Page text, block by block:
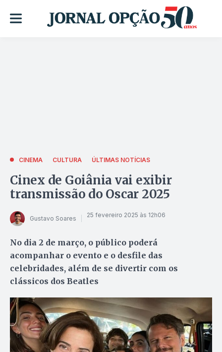
CINEMA CULTURA ÚLTIMAS NOTÍCIAS
Cinex de Goiânia vai exibir
transmissão do Oscar 2025
Gustavo Soares 25 fevereiro 2025 às 12h06
No dia 2 de março, o público poderá
acompanhar o evento e o desfile das
celebridades, além de se divertir com os
clássicos dos Beatles